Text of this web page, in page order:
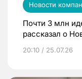
Новости
Почти 3 млн
рассказал о
20:10 / 25.07.26